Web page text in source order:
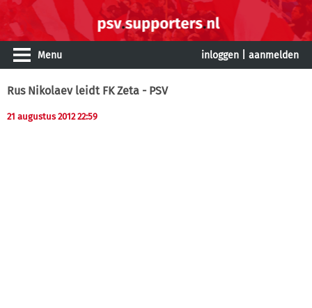
Menu inloggen aanmelden
Rus Nikolaev leidt FK Zeta - PSV
21 augustus 2012 22:59